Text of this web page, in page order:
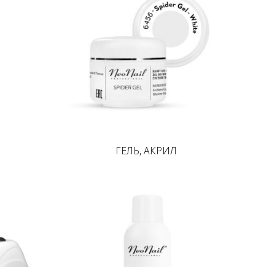
ГЕЛЬ, АКРИЛ